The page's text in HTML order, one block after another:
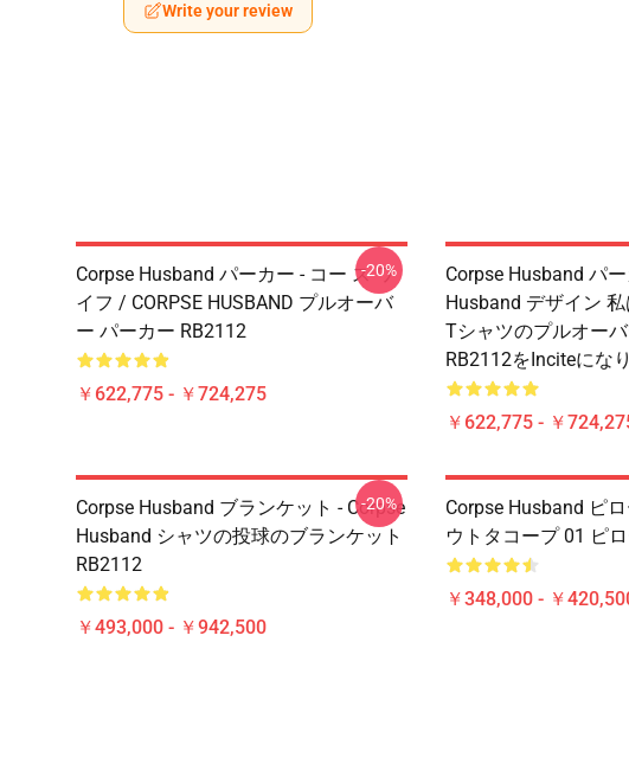
Write your review
Corpse Husband パーカー - コー ス ワ
イフ / CORPSE HUSBAND プルオーバ
ー パーカー RB2112
￥622,775 - ￥724,275
-20%
Corpse Husband パ
Husband デザイン
Tシャツのプルオー
RB2112をinciteにな
￥622,775 - ￥
Corpse Husband ブランケット - Corpse
Husband シャツの投球のブランケット
RB2112
￥493,000 - ￥942,500
-20%
Corpse Husband ピ
ウトタコープ 01 ピ
￥348,000 - ￥